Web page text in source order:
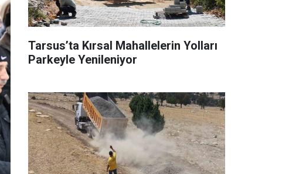
Tarsus’ta Kırsal Mahallelerin Yolları
Parkeyle Yenileniyor